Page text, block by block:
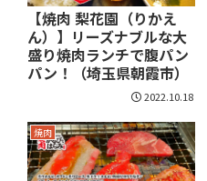
【焼肉 梨花園（りかえ
ん）】リーズナブルな大
盛り焼肉ランチで腹パン
パン！（埼玉県朝霞市）
2022.10.18
焼肉